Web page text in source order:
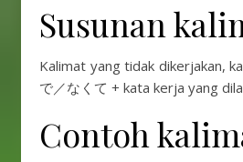
Susunan
Kalimat yang tidak dikerjakan,
で／なくて + kata kerja yang
Contoh